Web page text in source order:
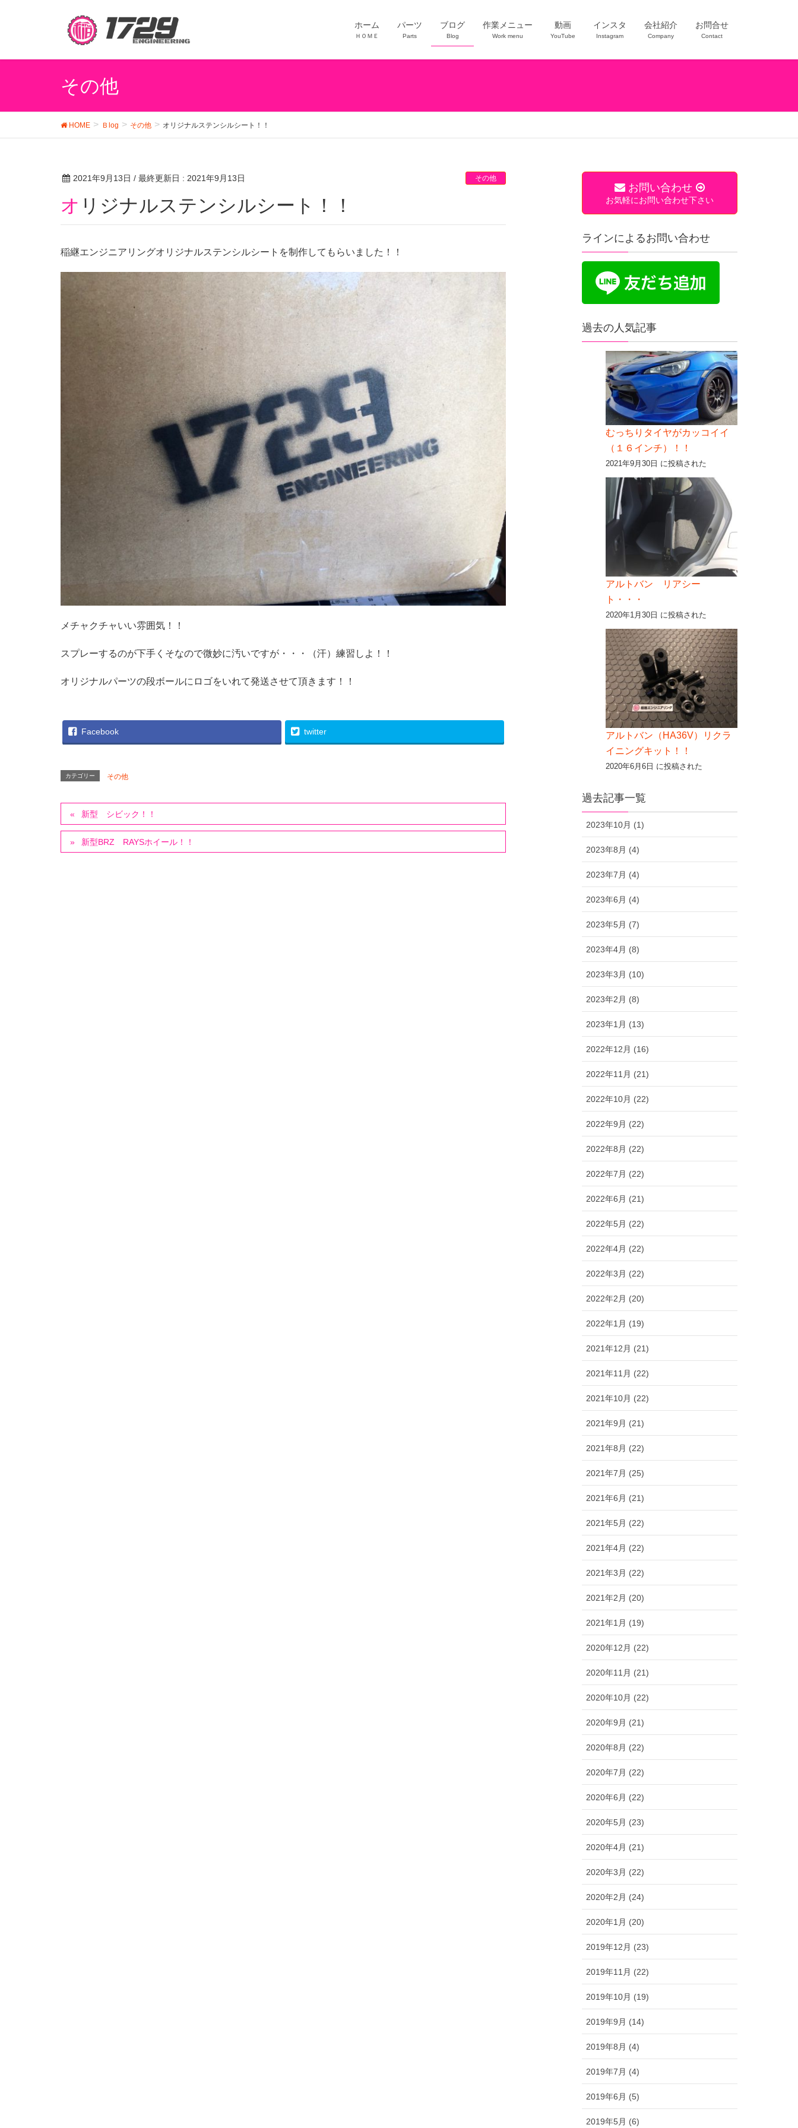
ホーム
ＨＯＭＥ
パーツ
Parts
ブログ
Blog
作業メニュー
Work menu
動画
YouTube
インスタ
Instagram
会社紹介
Company
お問合せ
Contact
その他
HOME Ｂlog その他 オリジナルステンシルシート！！
2021年9月13日 / 最終更新日 : 2021年9月13日 その他
オリジナルステンシルシート！！
稲継エンジニアリングオリジナルステンシルシートを制作してもらいました！！
メチャクチャいい雰囲気！！
スプレーするのが下手くそなので微妙に汚いですが・・・（汗）練習しよ！！
オリジナルパーツの段ボールにロゴをいれて発送させて頂きます！！
Facebook twitter
カテゴリー その他
新型 シビック！！
新型BRZ RAYSホイール！！
お問い合わせ
お気軽にお問い合わせ下さい
ラインによるお問い合わせ
過去の人気記事
むっちりタイヤがカッコイイ
（１６インチ）！！
2021年9月30日 に投稿された
アルトバン リアシー
ト・・・
2020年1月30日 に投稿された
アルトバン（HA36V）リクラ
イニングキット！！
2020年6月6日 に投稿された
過去記事一覧
2023年10月 (1)
2023年8月 (4)
2023年7月 (4)
2023年6月 (4)
2023年5月 (7)
2023年4月 (8)
2023年3月 (10)
2023年2月 (8)
2023年1月 (13)
2022年12月 (16)
2022年11月 (21)
2022年10月 (22)
2022年9月 (22)
2022年8月 (22)
2022年7月 (22)
2022年6月 (21)
2022年5月 (22)
2022年4月 (22)
2022年3月 (22)
2022年2月 (20)
2022年1月 (19)
2021年12月 (21)
2021年11月 (22)
2021年10月 (22)
2021年9月 (21)
2021年8月 (22)
2021年7月 (25)
2021年6月 (21)
2021年5月 (22)
2021年4月 (22)
2021年3月 (22)
2021年2月 (20)
2021年1月 (19)
2020年12月 (22)
2020年11月 (21)
2020年10月 (22)
2020年9月 (21)
2020年8月 (22)
2020年7月 (22)
2020年6月 (22)
2020年5月 (23)
2020年4月 (21)
2020年3月 (22)
2020年2月 (24)
2020年1月 (20)
2019年12月 (23)
2019年11月 (22)
2019年10月 (19)
2019年9月 (14)
2019年8月 (4)
2019年7月 (4)
2019年6月 (5)
2019年5月 (6)